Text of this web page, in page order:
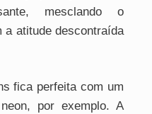
mesclando o
a atitude descontraída
fica perfeita com um
por exemplo. A